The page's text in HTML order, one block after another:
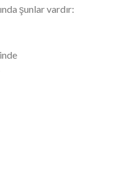
şunlar vardır: